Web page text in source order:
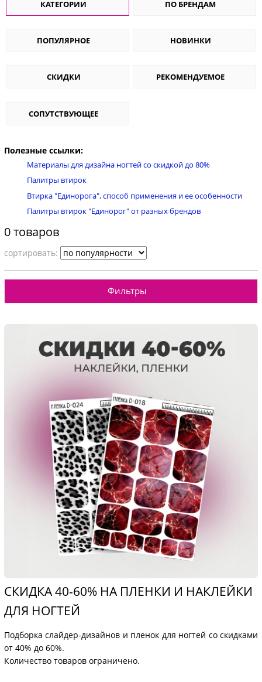
КАТЕГОРИИ ПО БРЕНДАМ
ПОПУЛЯРНОЕ НОВИНКИ
СКИДКИ РЕКОМЕНДУЕМОЕ
СОПУТСТВУЮЩЕЕ
Полезные ссылки:
Материалы для дизайна ногтей со скидкой до 80%
Палитры втирок
Втирка "Единорога", способ применения и ее особенности
Палитры втирок "Единорог" от разных брендов
0 товаров
cортировать:
Фильтры
СКИДКА 40-60% НА ПЛЕНКИ И НАКЛЕЙКИ
ДЛЯ НОГТЕЙ
Подборка слайдер-дизайнов и пленок для ногтей со скидками
от 40% до 60%.
Количество товаров ограничено.